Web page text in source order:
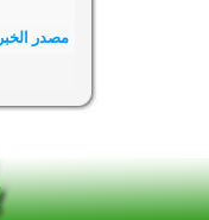
مصدر الخبر